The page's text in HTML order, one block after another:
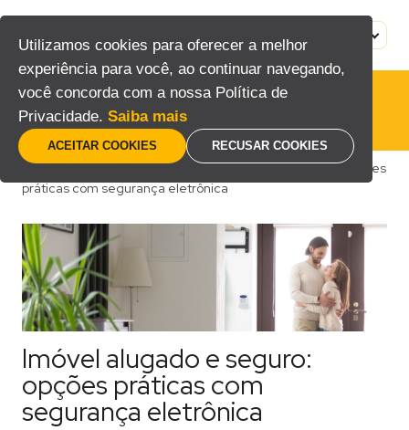
Utilizamos cookies para oferecer a melhor
experiência para você, ao continuar navegando,
você concorda com a nossa Política de
Privacidade. Saiba mais
RECUSAR COOKIES
ACEITAR COOKIES
conteúdo
Home/Blog/Consumidor
Imóvel alugado e seguro: opções
práticas com segurança eletrônica
Imóvel alugado e seguro:
opções práticas com
segurança eletrônica